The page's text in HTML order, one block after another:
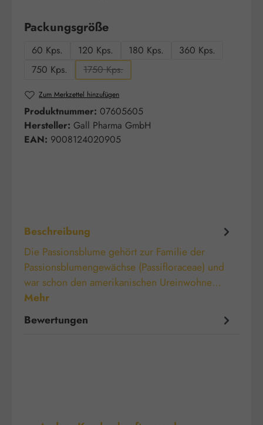
Packungsgrößeauswählen
60 Kps. 120 Kps. 180 Kps.
360 Kps.
750 Kps.
1750 Kps.
(Diese Option ist zurzeit nicht verfügbar.)
Zum Merkzettel hinzufügen
Produktnummer: 07605605
Hersteller: Gall Pharma GmbH
EAN: 9008124020905
Beschreibung
Die Passionsblume gehört zur Familie der
Passionsblumengewächse (Passifloraceae) und
war schon den amerikanischen Ureinwohne…
Mehr
Bewertungen